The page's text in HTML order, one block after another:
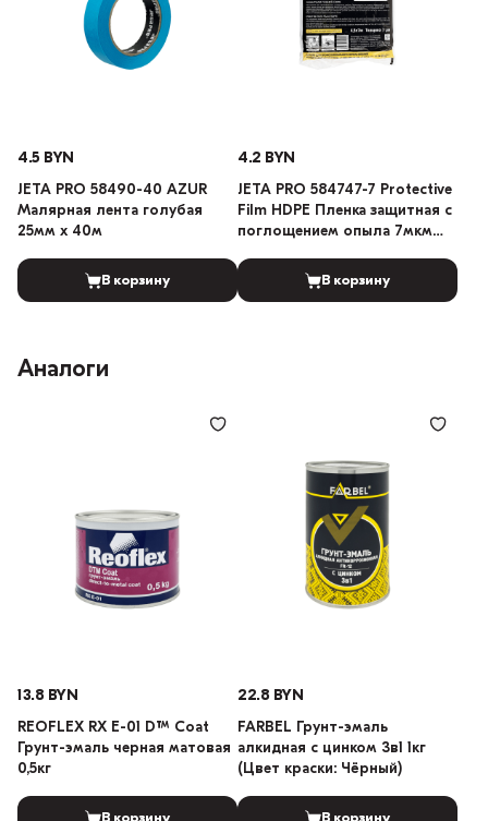
4.5 BYN
JETA PRO 58490-40 AZUR
Малярная лента голубая
25мм х 40м
В корзину
4.2 BYN
JETA PRO 584747-7 Protective
Film HDPE Пленка защитная с
поглощением опыла 7мкм
В корзину
Аналоги
13.8 BYN
REOFLEX RX E-01 DTM Сoat
Грунт-эмаль черная матовая
0,5кг
В корзину
22.8 BYN
FARBEL Грунт-эмаль
алкидная с цинком 3в1 1кг
(Цвет краски: Чёрный)
В корзину